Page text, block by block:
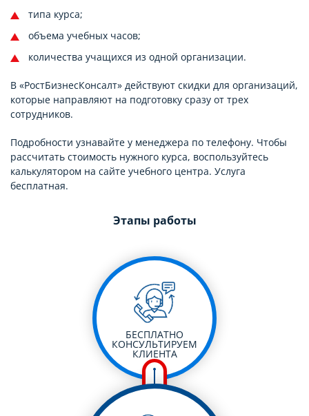
типа курса;
объема учебных часов;
количества учащихся из одной организации.
В «РостБизнесКонсалт» действуют скидки для организаций,
которые направляют на подготовку сразу от трех
сотрудников.
Подробности узнавайте у менеджера по телефону. Чтобы
рассчитать стоимость нужного курса, воспользуйтесь
калькулятором на сайте учебного центра. Услуга
бесплатная.
Этапы работы
БЕСПЛАТНО
КОНСУЛЬТИРУЕМ
КЛИЕНТА